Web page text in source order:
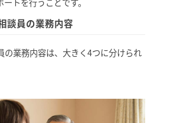
談員の業務内容
の業務内容は、大きく4つに分けられ